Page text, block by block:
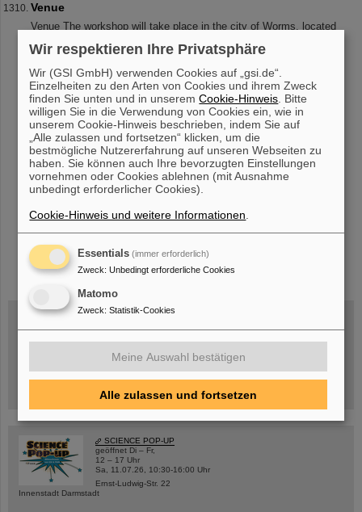
Venue
Venue The workshop will take place in the city of Worms, located
some 70 km south of Frankfurt/Main, in the Tagungszentrum “Das
Wormser” - Großer Liebfrauensaal - Rathenaustrasse 11 67549
Worms Phone:
« .... 126 127 128 129 130 131 132
134
135 .... »
instagram linkedin youtubehelmholtz.socialfacebook
Warum existiert nicht einfach nichts?
SCIENCE POP-UP
geöffnet Di – Fr,
12 – 17 Uhr
Sa, 11.07.26, 10:30-16:00 Uhr
Ernst-Ludwig-Str. 22
Innenstadt Darmstadt
Wir respektieren Ihre Privatsphäre
Wir (GSI GmbH) verwenden Cookies auf „gsi.de“.
Einzelheiten zu den Arten von Cookies und ihrem Zweck
finden Sie unten und in unseremCookie-Hinweis . Bitte
willigen Sie in die Verwendung von Cookies ein, wie in
unserem Cookie-Hinweis beschrieben, indem Sie auf
„Alle zulassen und fortsetzen“ klicken, um die
bestmögliche Nutzererfahrung auf unseren Webseiten zu
haben. Sie können auch Ihre bevorzugten Einstellungen
vornehmen oder Cookies ablehnen (mit Ausnahme
unbedingt erforderlicher Cookies).
Cookie-Hinweis und weitere Informationen
Essentials (immer erforderlich)
Zweck: Unbedingt erforderliche Cookies
Matomo
Zweck: Statistik-Cookies
Meine Auswahl bestätigen
Alle zulassen und fortsetzen